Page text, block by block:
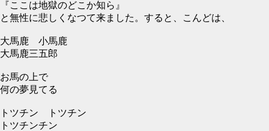
『ここは地獄のどこか知ら』
と無性に悲しくなつて来ました。すると、こんどは、
大馬鹿 小馬鹿
大馬鹿三五郎
お馬の上で
何の夢見てる
トツチン トツチン
トツチンチン